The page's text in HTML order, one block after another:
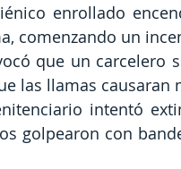
enrollado
comenzando un
que un carcelero
las llamas causaran
intentó
golpearon con